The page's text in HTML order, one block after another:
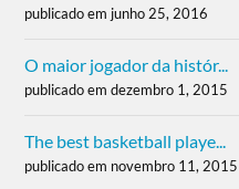
publicado em junho 25, 2016
O maior jogador da histór...
publicado em dezembro 1, 2015
The best basketball playe...
publicado em novembro 11, 2015